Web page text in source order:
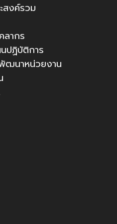
สงค์รวม
ลากร
ปฏิบัติการ
ฒนาหน่วยงาน